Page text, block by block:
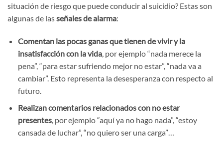
situación de riesgo que puede conducir al suicidio? Estas son
algunas de lasseñales de alarma:
Comentan las pocas ganas que tienen de vivir y la
insatisfacción con la vida, por ejemplo “nada merece la
pena”, “para estar sufriendo mejor no estar”, “nada va a
cambiar”. Esto representa la desesperanza con respecto al
futuro.
Realizan comentarios relacionados con no estar
presentes, por ejemplo “aquí ya no hago nada”, “estoy
cansada de luchar”, “no quiero ser una carga”…